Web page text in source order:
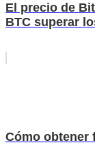
El precio de
BTC superar
Cómo obtener